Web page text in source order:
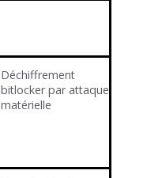
Déchiffrement
bitlocker par attaque
matérielle